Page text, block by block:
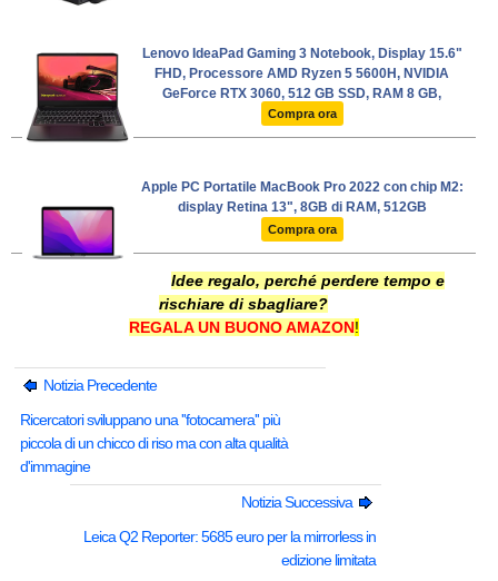
Lenovo IdeaPad Gaming 3 Notebook, Display 15.6"
FHD, Processore AMD Ryzen 5 5600H, NVIDIA
GeForce RTX 3060, 512 GB SSD, RAM 8 GB,
Windows 11, Tastiera retroilluminata bianca -
Compra ora
Apple PC Portatile MacBook Pro 2022 con chip M2:
display Retina 13", 8GB di RAM, 512GB
Compra ora
Idee regalo, perché perdere tempo e
rischiare di sbagliare?
REGALA UN BUONO AMAZON!
Notizia Precedente
Ricercatori sviluppano una ''fotocamera'' più
piccola di un chicco di riso ma con alta qualità
d'immagine
Notizia Successiva
Leica Q2 Reporter: 5685 euro per la mirrorless in
edizione limitata